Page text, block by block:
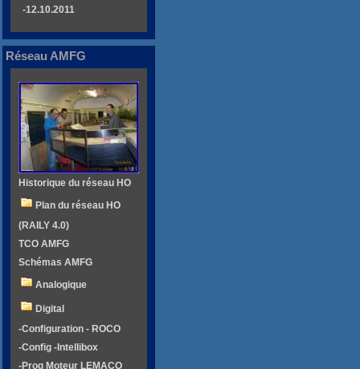
-12.10.2011
Réseau AMFG
Historique du réseau HO
Plan du réseau HO
(RAILY 4.0)
TCO AMFG
Schémas AMFG
Analogique
Digital
-Configuration - ROCO
-Config -Intellibox
-Prog Moteur LEMACO